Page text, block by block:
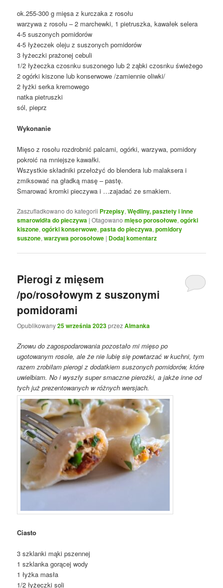
ok.255-300 g mięsa z kurczaka z rosołu
warzywa z rosołu – 2 marchewki, 1 pietruszka, kawałek selera
4-5 suszonych pomidorów
4-5 łyżeczek oleju z suszonych pomidorów
3 łyżeczki prażonej cebuli
1/2 łyżeczka czosnku suszonego lub 2 ząbki czosnku świeżego
2 ogórki kiszone lub konserwowe /zamiennie oliwki/
2 łyżki serka kremowego
natka pietruszki
sól, pieprz
Wykonanie
Mięso z rosołu rozdrobnić palcami, ogórki, warzywa, pomidory
pokroić na mniejsze kawałki.
Wszystkie składniki przełożyć do blendera lub malaksera i
zmiksować na gładką masę – pastę.
Smarować kromki pieczywa i …zajadać ze smakiem.
Zaszufladkowano do kategorii Przepisy,Wędliny, pasztety i inne
smarowidła do pieczywa |Otagowano mięso porosołowe,ogórki
kiszone,ogórki konserwowe,pasta do pieczywa,pomidory
suszone,warzywa porosołowe | Dodaj komentarz
Pierogi z mięsem
/po/rosołowym z suszonymi
pomidorami
Opublikowany25 września 2023przezAlmanka
Znowu do zagospodarowania pozostało mi mięso po
ugotowanym rosole, ale że nie lubię się powtarzać w kuchni, tym
razem zrobiłam pierogi z dodatkiem suszonych pomidorów, które
uwielbiam. No i wyszły super smaczne pierożki, a jakże inne od
tych już prezentowanych w różnych wersjach.
Ciasto
3 szklanki mąki pszennej
1 szklanka gorącej wody
1 łyżka masła
1/2 łyżeczki soli